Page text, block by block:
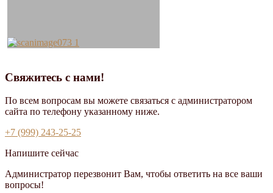
Свяжитесь с нами!
По всем вопросам вы можете связаться с администратором
сайта по телефону указанному ниже.
+7 (999) 243-25-25
Напишите сейчас
Администратор перезвонит Вам, чтобы ответить на все ваши
вопросы!